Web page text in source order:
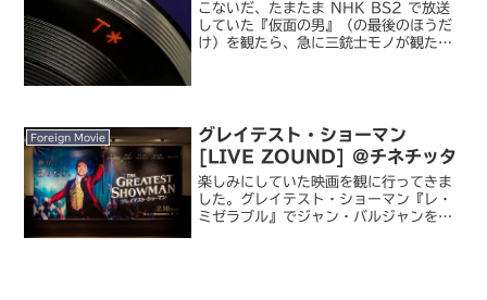
こないだ、たまたま NHK BS2 で放送
していた『仮面の男』（の最後のほうだ
け）を観たら、急に三銃士モノが観たく
Foreign Movie
グレイテスト・ショーマン
[LIVE ZOUND] @チネチッタ
楽しみにしていた映画を観に行ってきま
した。グレイテスト・ショーマン『レ・
ミゼラブル』でジャン・バルジャンを演